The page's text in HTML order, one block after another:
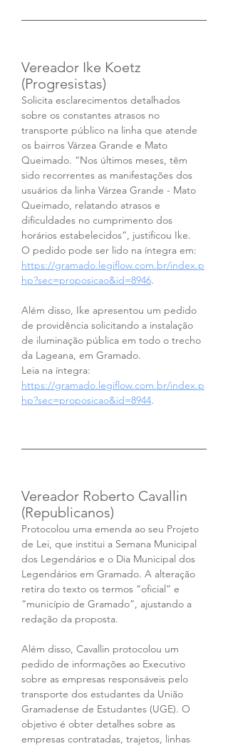
Vereador Ike Koetz
(Progresistas)
Solicita esclarecimentos detalhados
sobre os constantes atrasos no
transporte público na linha que atende
os bairros Várzea Grande e Mato
Queimado. “Nos últimos meses, têm
sido recorrentes as manifestações dos
usuários da linha Várzea Grande - Mato
Queimado, relatando atrasos e
dificuldades no cumprimento dos
horários estabelecidos”, justificou Ike.
O pedido pode ser lido na íntegra em:
https://gramado.legiflow.com.br/index.p
hp?sec=proposicao&id=8946.
Além disso, Ike apresentou um pedido
de providência solicitando a instalação
de iluminação pública em todo o trecho
da Lageana, em Gramado.
Leia na íntegra:
https://gramado.legiflow.com.br/index.p
hp?sec=proposicao&id=8944.
Vereador Roberto Cavallin
(Republicanos)
Protocolou uma emenda ao seu Projeto
de Lei, que institui a Semana Municipal
dos Legendários e o Dia Municipal dos
Legendários em Gramado. A alteração
retira do texto os termos “oficial” e
“município de Gramado”, ajustando a
redação da proposta.
Além disso, Cavallin protocolou um
pedido de informações ao Executivo
sobre as empresas responsáveis pelo
transporte dos estudantes da União
Gramadense de Estudantes (UGE). O
objetivo é obter detalhes sobre as
empresas contratadas, trajetos, linhas